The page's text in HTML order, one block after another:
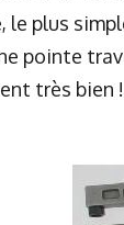
le plus
pointe
très bien !